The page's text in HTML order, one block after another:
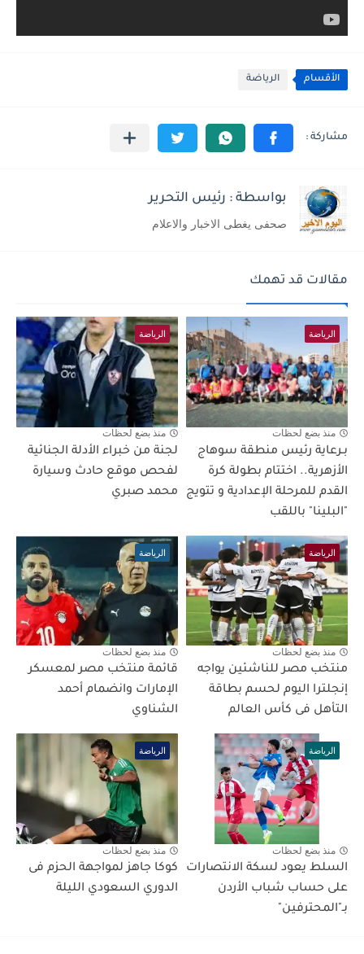
الأقسام الرياضة
بواسطة : رئيس التحرير
صحفى يغطى الاخبار والاعلام
مقالات قد تهمك
الرياضة
منذ بضع لحظات
بـرعاية رئيس منطقة سوهاج
الأزهرية.. اختتام بطولة كرة
القدم للمرحلة الإعدادية و تتويج
"البلينا" باللقب
الرياضة
منذ بضع لحظات
لجنة من خبراء الأدلة الجنائية
لفحص موقع حادث وسيارة
محمد صبري
الرياضة
منذ بضع لحظات
منتخب مصر للناشئين يواجه
إنجلترا اليوم لحسم بطاقة
التأهل فى كأس العالم
الرياضة
منذ بضع لحظات
قائمة منتخب مصر لمعسكر
الإمارات وانضمام أحمد
الشناوي
الرياضة
منذ بضع لحظات
السلط يعود لسكة الانتصارات
على حساب شباب الأردن
بـ"المحترفين"
الرياضة
منذ بضع لحظات
كوكا جاهز لمواجهة الحزم فى
الدوري السعودي الليلة